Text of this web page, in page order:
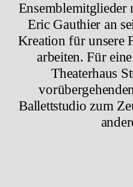
Ensemblemitglieder
Eric Gauthier an
Kreation für unsere
arbeiten. Für
Theaterhaus
Ballettstudio zum